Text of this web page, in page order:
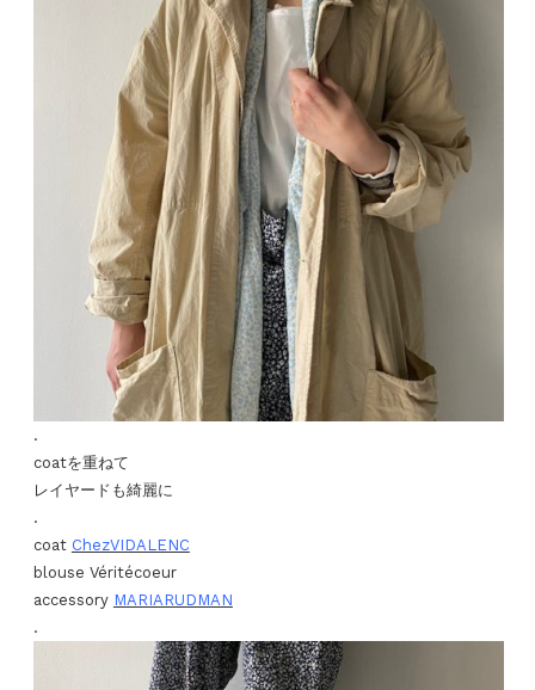
.
coatを重ねて
レイヤードも綺麗に
.
coat ChezVIDALENC
blouse Véritécoeur
accessory MARIARUDMAN
.